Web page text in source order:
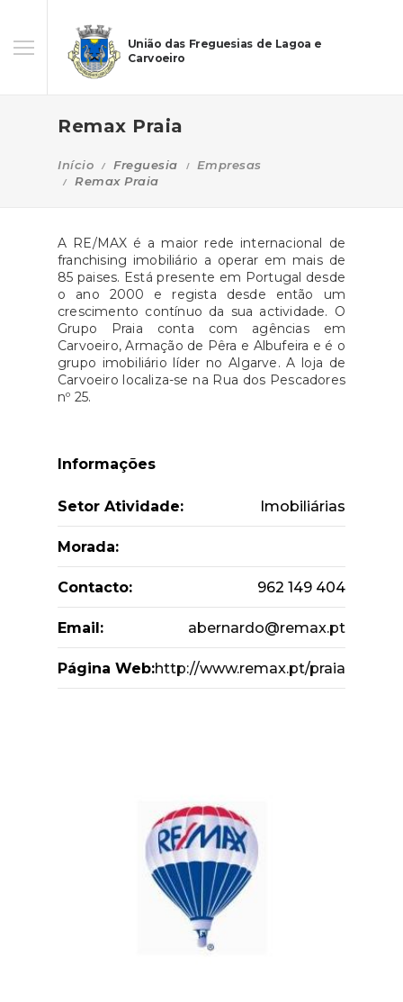
União das Freguesias de Lagoa e
Carvoeiro
Remax Praia
Início Freguesia
Empresas
Remax Praia
A RE/MAX é a maior rede internacional de
franchising imobiliário a operar em mais de
85 paises. Está presente em Portugal desde
o ano 2000 e regista desde então um
crescimento contínuo da sua actividade. O
Grupo Praia conta com agências em
Carvoeiro, Armação de Pêra e Albufeira e é o
grupo imobiliário líder no Algarve. A loja de
Carvoeiro localiza-se na Rua dos Pescadores
nº 25.
Informações
Setor Atividade: Imobiliárias
Morada:
Contacto: 962 149 404
Email: abernardo@remax.pt
Página Web:http://www.remax.pt/praia